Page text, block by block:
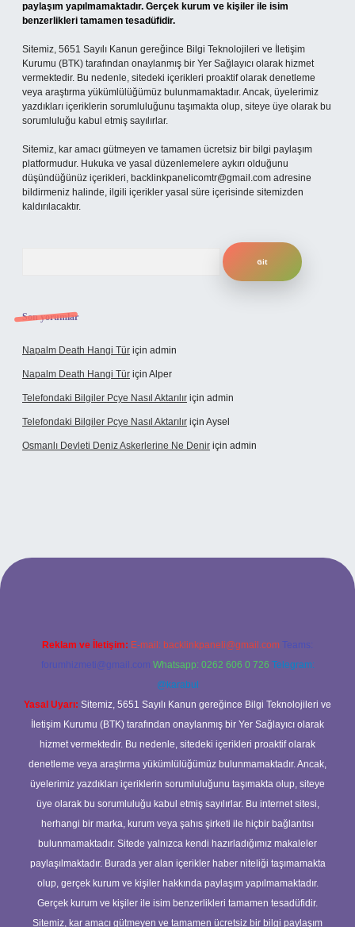
paylaşım yapılmamaktadır. Gerçek kurum ve kişiler ile isim
benzerlikleri tamamen tesadüfidir.
Sitemiz, 5651 Sayılı Kanun gereğince Bilgi Teknolojileri ve İletişim
Kurumu (BTK) tarafından onaylanmış bir Yer Sağlayıcı olarak hizmet
vermektedir. Bu nedenle, sitedeki içerikleri proaktif olarak denetleme
veya araştırma yükümlülüğümüz bulunmamaktadır. Ancak, üyelerimiz
yazdıkları içeriklerin sorumluluğunu taşımakta olup, siteye üye olarak bu
sorumluluğu kabul etmiş sayılırlar.
Sitemiz, kar amacı gütmeyen ve tamamen ücretsiz bir bilgi paylaşım
platformudur. Hukuka ve yasal düzenlemelere aykırı olduğunu
düşündüğünüz içerikleri, backlinkpanelicomtr@gmail.com adresine
bildirmeniz halinde, ilgili içerikler yasal süre içerisinde sitemizden
kaldırılacaktır.
Son yorumlar
Napalm Death Hangi Tür için admin
Napalm Death Hangi Tür için Alper
Telefondaki Bilgiler Pcye Nasıl Aktarılır için admin
Telefondaki Bilgiler Pcye Nasıl Aktarılır için Aysel
Osmanlı Devleti Deniz Askerlerine Ne Denir için admin
giriş
Reklam ve İletişim: E-mail: backlinkpaneli@gmail.com Teams:
forumhizmeti@gmail.com Whatsapp: 0262 606 0 726 Telegram:
@karabul
Yasal Uyarı: Sitemiz, 5651 Sayılı Kanun gereğince Bilgi Teknolojileri ve
İletişim Kurumu (BTK) tarafından onaylanmış bir Yer Sağlayıcı olarak
hizmet vermektedir. Bu nedenle, sitedeki içerikleri proaktif olarak
denetleme veya araştırma yükümlülüğümüz bulunmamaktadır. Ancak,
üyelerimiz yazdıkları içeriklerin sorumluluğunu taşımakta olup, siteye
üye olarak bu sorumluluğu kabul etmiş sayılırlar. Bu internet sitesi,
herhangi bir marka, kurum veya şahıs şirketi ile hiçbir bağlantısı
bulunmamaktadır. Sitede yalnızca kendi hazırladığımız makaleler
paylaşılmaktadır. Burada yer alan içerikler haber niteliği taşımamakta
olup, gerçek kurum ve kişiler hakkında paylaşım yapılmamaktadır.
Gerçek kurum ve kişiler ile isim benzerlikleri tamamen tesadüfidir.
Sitemiz, kar amacı gütmeyen ve tamamen ücretsiz bir bilgi paylaşım